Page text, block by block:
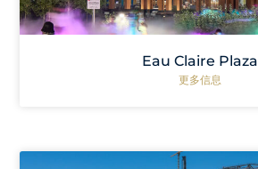
Eau Claire Plaza
更多信息